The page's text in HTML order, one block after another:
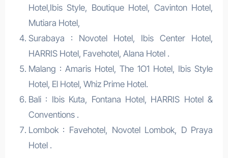
Hotel,Ibis Style, Boutique Hotel, Cavinton Hotel,
Mutiara Hotel,
Surabaya : Novotel Hotel, Ibis Center Hotel,
HARRIS Hotel, Favehotel, Alana Hotel .
Malang : Amaris Hotel, The 1O1 Hotel, Ibis Style
Hotel, El Hotel, Whiz Prime Hotel.
Bali : Ibis Kuta, Fontana Hotel, HARRIS Hotel &
Conventions .
Lombok : Favehotel, Novotel Lombok, D Praya
Hotel .